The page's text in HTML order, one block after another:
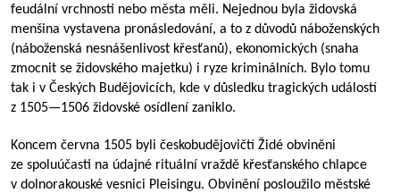
feudální vrchnosti nebo města měli. Nejednou byla židovská
menšina vystavena pronásledování, a to z důvodů náboženských
(náboženská nesnášenlivost křesťanů), ekonomických (snaha
zmocnit se židovského majetku) i ryze kriminálních. Bylo tomu
tak i v Českých Budějovicích, kde v důsledku tragických událostí
z 1505—1506 židovské osídlení zaniklo.
Koncem června 1505 byli českobudějovičtí Židé obviněni
ze spoluúčasti na údajné rituální vraždě křesťanského chlapce
v dolnorakouské vesnici Pleisingu. Obvinění posloužilo městské